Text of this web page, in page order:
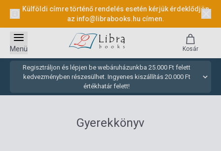
Külföldi címre történő rendelés esetén kérjük érdeklődjön
az info@librabooks.hu címen.
Regisztráljon és lépjen be webáruházunkba 25.000 Ft felett
kedvezményben részesülhet. Ingyenes kiszállítás 20.000 Ft
értékhatár felett!
Menü Kosár
Gyerekkönyv